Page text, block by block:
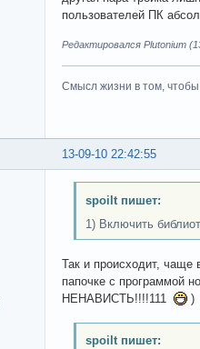
пользователей ПК
Редактировался Plutonium
Смысл жизни в том,
13-09-10 22:42:55
spoilt пишет:
1) Включить
Так и происходит, чаще
папочке с программой
НЕНАВИСТЬ!!!!111
)
spoilt пишет: